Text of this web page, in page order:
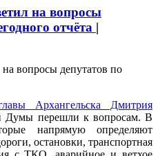
на вопросы
отчёта |
Архангельска Дмитрия
Думы перешли к вопросам. В
напрямую определяют
остановки, транспортная